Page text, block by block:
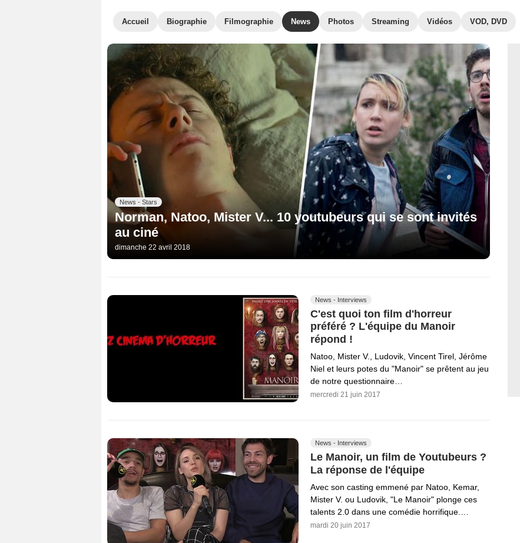
Accueil Biographie Filmographie News Photos Streaming Vidéos VOD, DVD
News - Stars
Norman, Natoo, Mister V... 10 youtubeurs qui se sont invités
au ciné
dimanche 22 avril 2018
News - Interviews
C'est quoi ton film d'horreur
préféré ? L'équipe du Manoir
répond !
Natoo, Mister V., Ludovik, Vincent Tirel, Jérôme
Niel et leurs potes du "Manoir" se prêtent au jeu
de notre questionnaire…
mercredi 21 juin 2017
News - Interviews
Le Manoir, un film de Youtubeurs ?
La réponse de l'équipe
Avec son casting emmené par Natoo, Kemar,
Mister V. ou Ludovik, "Le Manoir" plonge ces
talents 2.0 dans une comédie horrifique.…
mardi 20 juin 2017